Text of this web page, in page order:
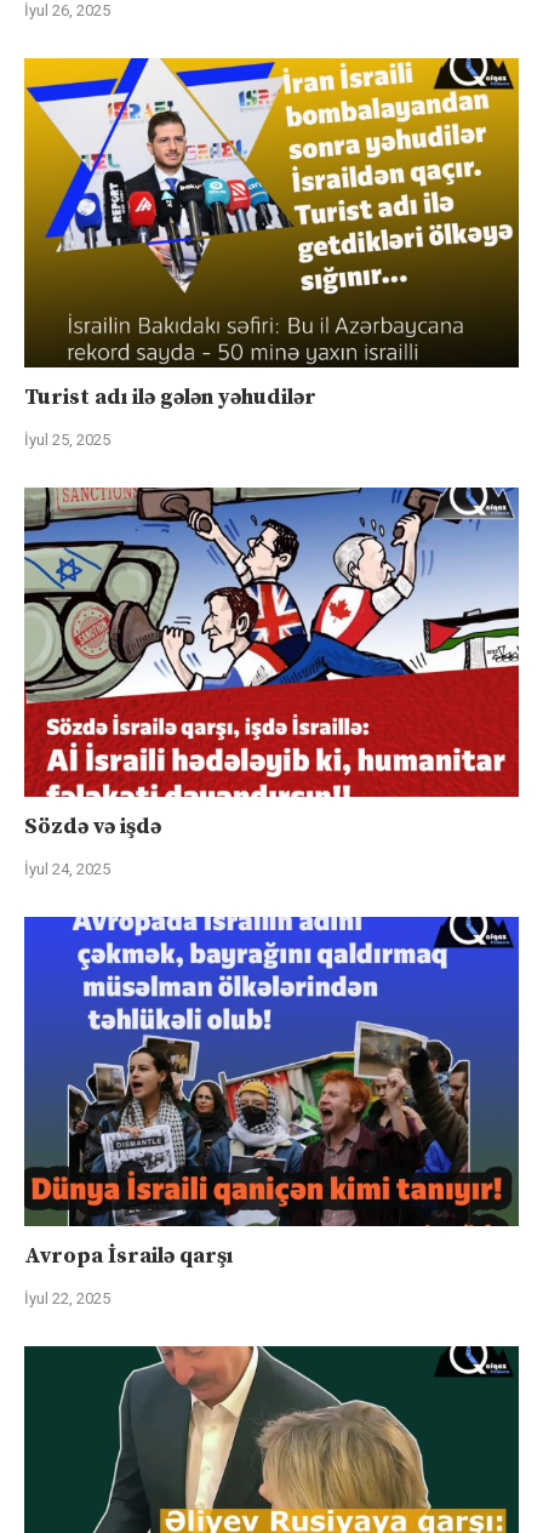
İyul 26, 2025
Turist adı ilə gələn yəhudilər
İyul 25, 2025
Sözdə və işdə
İyul 24, 2025
Avropa İsrailə qarşı
İyul 22, 2025